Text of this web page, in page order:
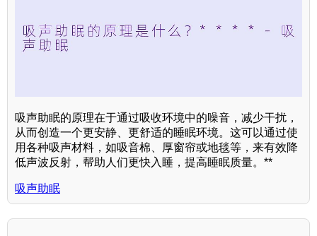
吸声助眠的原理在于通过吸收环境中的噪音，减少干扰，
从而创造一个更安静、更舒适的睡眠环境。这可以通过使
用各种吸声材料，如吸音棉、厚窗帘或地毯等，来有效降
低声波反射，帮助人们更快入睡，提高睡眠质量。**
吸声助眠